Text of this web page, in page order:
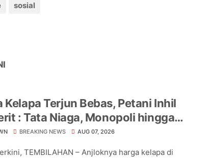
sosial
Kelapa Terjun Bebas, Petani Inhil
: Tata Niaga, Monopoli hingga
Regulasi Jadi Sorotan
BREAKING NEWS AUG 07, 2026
TEMBILAHAN – Anjloknya harga kelapa di